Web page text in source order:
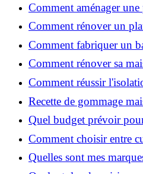
Comment aménager
chaque centimètre carré ?
Comment rénover un
facilement : guide étape
Comment fabriquer un
naturel au suif ?
Comment rénover sa
efficacement ?
Comment réussir
pour une rénovation
Recette de gommage
pour une peau douce
Quel budget prévoir
Voiron en 2026 : coûts et
Comment choisir entre
contractant général à
Quelles sont mes
préférées ?